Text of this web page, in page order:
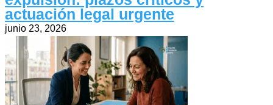
actuación legal urgente
junio 23, 2026